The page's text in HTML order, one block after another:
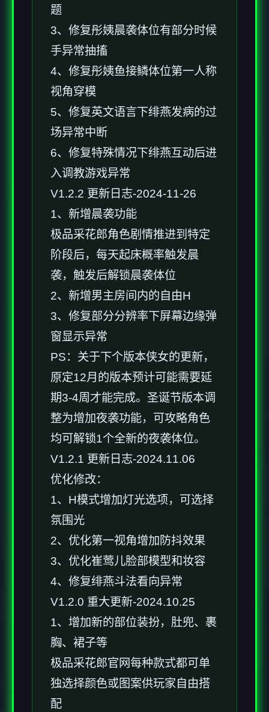
题
3、修复彤姨晨袭体位有部分时候
手异常抽搐
4、修复彤姨鱼接鳞体位第一人称
视角穿模
5、修复英文语言下绯燕发病的过
场异常中断
6、修复特殊情况下绯燕互动后进
入调教游戏异常
V1.2.2 更新日志-2024-11-26
1、新增晨袭功能
极品采花郎角色剧情推进到特定
阶段后，每天起床概率触发晨
袭，触发后解锁晨袭体位
2、新增男主房间内的自由H
3、修复部分分辨率下屏幕边缘弹
窗显示异常
PS：关于下个版本侠女的更新，
原定12月的版本预计可能需要延
期3-4周才能完成。圣诞节版本调
整为增加夜袭功能，可攻略角色
均可解锁1个全新的夜袭体位。
V1.2.1 更新日志-2024.11.06
优化修改：
1、H模式增加灯光选项，可选择
氛围光
2、优化第一视角增加防抖效果
3、优化崔莺儿脸部模型和妆容
4、修复绯燕斗法看向异常
V1.2.0 重大更新-2024.10.25
1、增加新的部位装扮，肚兜、裹
胸、裙子等
极品采花郎官网每种款式都可单
独选择颜色或图案供玩家自由搭
配